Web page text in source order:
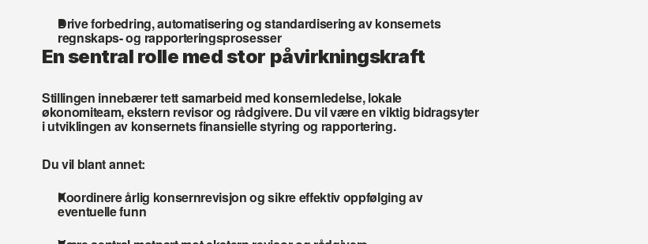
Drive forbedring, automatisering og standardisering av konsernets
regnskaps- og rapporteringsprosesser
En sentral rolle med stor påvirkningskraft
Stillingen innebærer tett samarbeid med konsernledelse, lokale
økonomiteam, ekstern revisor og rådgivere. Du vil være en viktig bidragsyter
i utviklingen av konsernets finansielle styring og rapportering.
Du vil blant annet:
Koordinere årlig konsernrevisjon og sikre effektiv oppfølging av
eventuelle funn